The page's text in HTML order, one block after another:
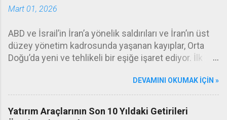
yıl belirli oranda bir emlak vergisi
öderler. Emlak vergisi belediye gelirleri
arasındadır, dolayısıyla ödenen bu vergi
ilgili belediyeye gider. Emlak vergisinin
konutun değeri 10.000.000 lira olan bir
Mart 01, 2026
ABD ve İsrail’in İran’a yönelik saldırıları ve İran’ın üst
düzey yönetim kadrosunda yaşanan kayıplar, Orta
Doğu’da yeni ve tehlikeli bir eşiğe işaret ediyor. İlk
sınırlı bir misilleme olmaktan çıkıp daha geniş bir
savaşa evrileceğini düşündürüyor. Hürmüz
Boğazı’nın kapatıldığına ilişkin resmî bir doğrulama
DEVAMINI OKUMAK IÇIN »
Yatırım Araçlarının Son 10 Yıldaki Getirileri